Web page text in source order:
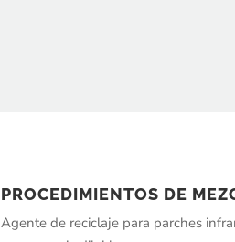
PROCEDIMIENTOS DE
Agente de reciclaje para parches